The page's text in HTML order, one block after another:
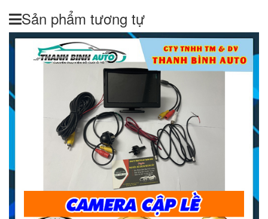
Sản phẩm tương tự